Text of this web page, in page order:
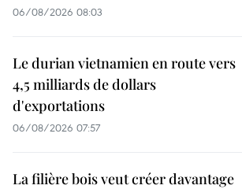
06/08/2026 08:03
Le durian vietnamien en route vers
4,5 milliards de dollars
d'exportations
06/08/2026 07:57
La filière bois veut créer davantage